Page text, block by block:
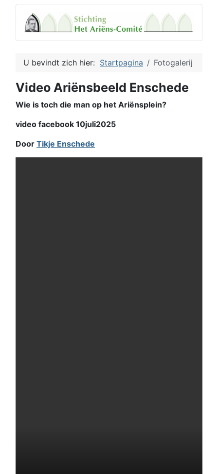
U bevindt zich hier: Startpagina Fotogalerij
Video Ariënsbeeld Enschede
Wie is toch die man op het Ariënsplein?
video facebook 10juli2025
Door Tikje Enschede